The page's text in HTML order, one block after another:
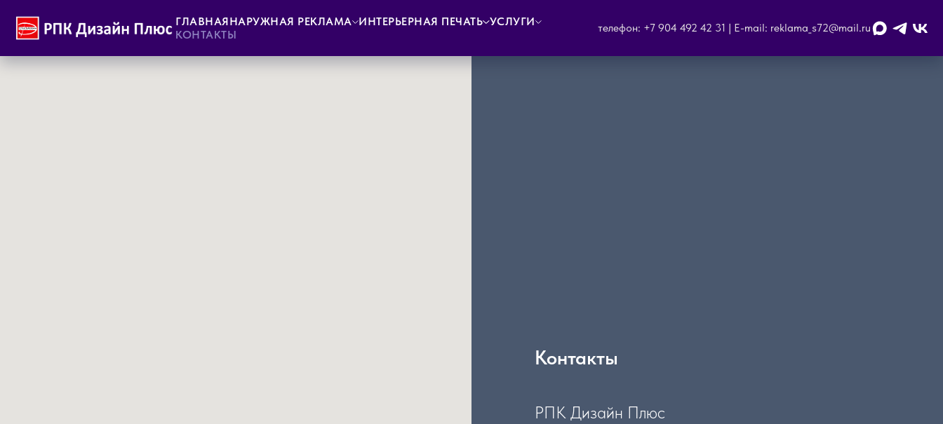
ГЛАВНАЯНАРУЖНАЯ РЕКЛАМА ИНТЕРЬЕРНАЯ ПЕЧАТЬ УСЛУГИ
КОНТАКТЫ
телефон: +7 904 492 42 31 | E-mail: reklama_s72@mail.ru
Контакты
РПК Дизайн Плюс